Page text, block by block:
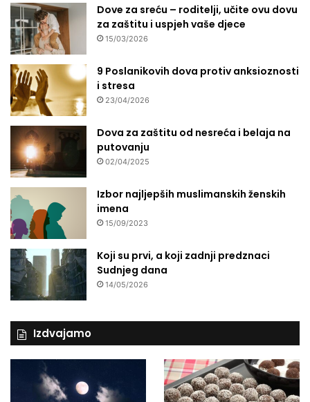
Dove za sreću – roditelji, učite ovu dovu
za zaštitu i uspjeh vaše djece
15/03/2026
9 Poslanikovih dova protiv anksioznosti
i stresa
23/04/2026
Dova za zaštitu od nesreća i belaja na
putovanju
02/04/2025
Izbor najljepših muslimanskih ženskih
imena
15/09/2023
Koji su prvi, a koji zadnji predznaci
Sudnjeg dana
14/05/2026
Izdvajamo